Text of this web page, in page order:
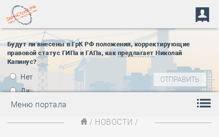
Будут ли внесены в ГрК РФ положения, корректирующие
правовой статус ГИПа и ГАПа, как предлагает Николай
Капинус?
Нет
Да
Меню портала
/ НОВОСТИ /